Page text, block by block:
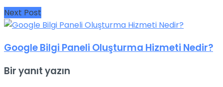
Next Post
Google Bilgi Paneli Oluşturma Hizmeti Nedir?
Bir yanıt yazın